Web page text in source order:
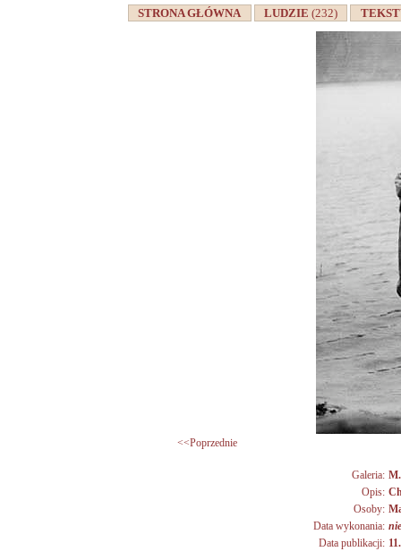
STRONA GŁÓWNA LUDZIE(232)
<<Poprzednie
Galeria:
Opis:
Osoby:
Data wykonania:
Data publikacji: